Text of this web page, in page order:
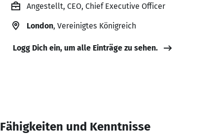
Angestellt, CEO, Chief Executive Officer
London, Vereinigtes Königreich
Logg Dich ein, um alle Einträge zu sehen.
Fähigkeiten und Kenntnisse